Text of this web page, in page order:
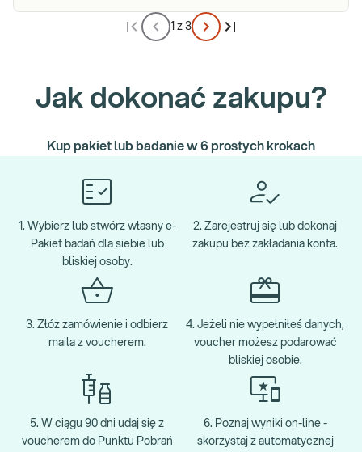
1 z 3
Jak dokonać zakupu?
Kup pakiet lub badanie w 6 prostych krokach
1. Wybierz lub stwórz własny e-
Pakiet badań dla siebie lub
bliskiej osoby.
2. Zarejestruj się lub dokonaj
zakupu bez zakładania konta.
3. Złóż zamówienie i odbierz
maila z voucherem.
4. Jeżeli nie wypełniłeś danych,
voucher możesz podarować
bliskiej osobie.
5. W ciągu 90 dni udaj się z
voucherem do Punktu Pobrań
6. Poznaj wyniki on-line -
skorzystaj z automatycznej